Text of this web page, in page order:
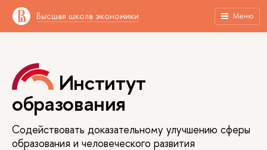
Высшая школа экономики Меню
Институт
образования
Содействовать доказательному улучшению сферы
образования и человеческого развития